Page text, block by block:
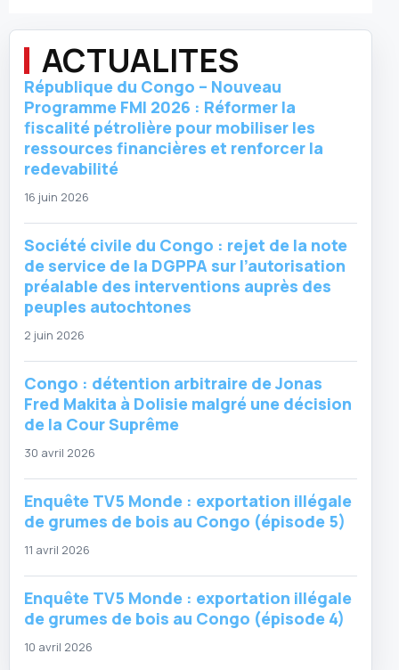
ACTUALITES
République du Congo – Nouveau
Programme FMI 2026 : Réformer la
fiscalité pétrolière pour mobiliser les
ressources financières et renforcer la
redevabilité
16 juin 2026
Société civile du Congo : rejet de la note
de service de la DGPPA sur l’autorisation
préalable des interventions auprès des
peuples autochtones
2 juin 2026
Congo : détention arbitraire de Jonas
Fred Makita à Dolisie malgré une décision
de la Cour Suprême
30 avril 2026
Enquête TV5 Monde : exportation illégale
de grumes de bois au Congo (épisode 5)
11 avril 2026
Enquête TV5 Monde : exportation illégale
de grumes de bois au Congo (épisode 4)
10 avril 2026